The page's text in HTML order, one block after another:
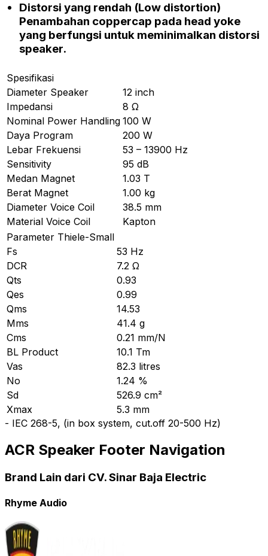
Distorsi yang rendah (Low distortion)
Penambahan coppercap pada head yoke
yang berfungsi untuk meminimalkan distorsi
speaker.
Spesifikasi
Diameter Speaker
12 inch
Impedansi
8 Ω
Nominal Power Handling 100 W
Daya Program
200 W
Lebar Frekuensi
53 – 13900 Hz
Sensitivity
95 dB
Medan Magnet
1.03 T
Berat Magnet
1.00 kg
Diameter Voice Coil
38.5 mm
Material Voice Coil
Kapton
Parameter Thiele-Small
Fs
53 Hz
DCR
7.2 Ω
Qts
0.93
Qes
0.99
Qms
14.53
Mms
41.4 g
Cms
0.21 mm/N
BL Product
10.1 Tm
Vas
82.3 litres
No
1.24 %
Sd
526.9 cm²
Xmax
5.3 mm
- IEC 268-5, (in box system, cut.off 20-500 Hz)
ACR Speaker Footer Navigation
Brand Lain dari CV. Sinar Baja Electric
Rhyme Audio